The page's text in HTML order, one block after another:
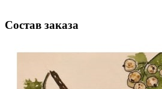
Состав заказа